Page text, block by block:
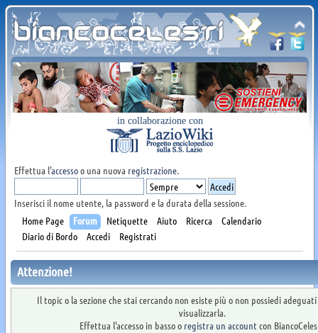
in collaborazione con
Effettua l'accessoo una nuova registrazione.
Inserisci il nome utente, la password e la durata della sessione.
Home Page
Forum Netiquette Aiuto Ricerca
Calendario
Diario di Bordo
Accedi Registrati
Attenzione!
Il topic o la sezione che stai cercando non esiste più o non possiedi
visualizzarla.
Effettua l'accesso in basso o registra un account con